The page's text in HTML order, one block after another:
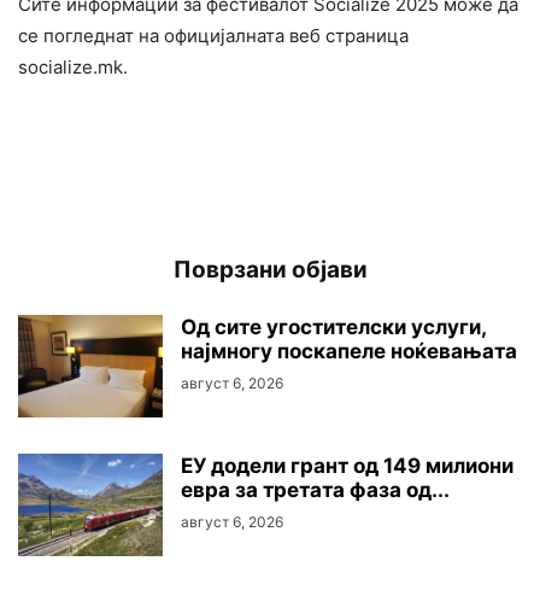
се погледнат на официјалната веб страница
socialize.mk.
Поврзани објави
Oд сите угостителски услуги,
најмногу поскапеле ноќевањата
август 6, 2026
ЕУ додели грант од 149 милиони
евра за третата фаза од...
август 6, 2026